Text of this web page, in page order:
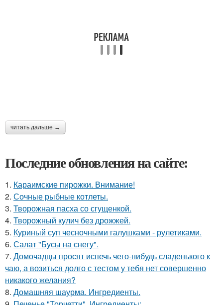
читать дальше →
Последние обновления на сайте:
1. Караимские пирожки. Внимание!
2. Сочные рыбные котлеты.
3. Творожная пасха со сгущенкой.
4. Творожный кулич без дрожжей.
5. Куриный суп чесночными галушками - рулетиками.
6. Салат "Бусы на снегу".
7. Домочадцы просят испечь чего-нибудь сладенького к
чаю, а возиться долго с тестом у тебя нет совершенно
никакого желания?
8. Домашняя шаурма. Ингредиенты.